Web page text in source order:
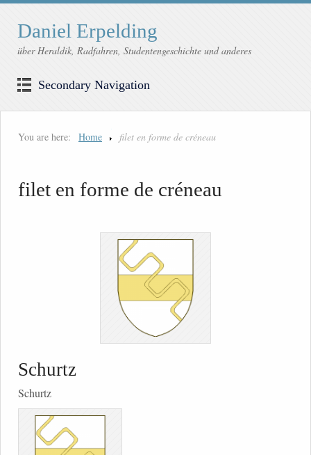
Daniel Erpelding
über Heraldik, Radfahren, Studentengeschichte und anderes
Secondary Navigation
You are here: Home filet en forme de créneau
filet en forme de créneau
Schurtz
Schurtz